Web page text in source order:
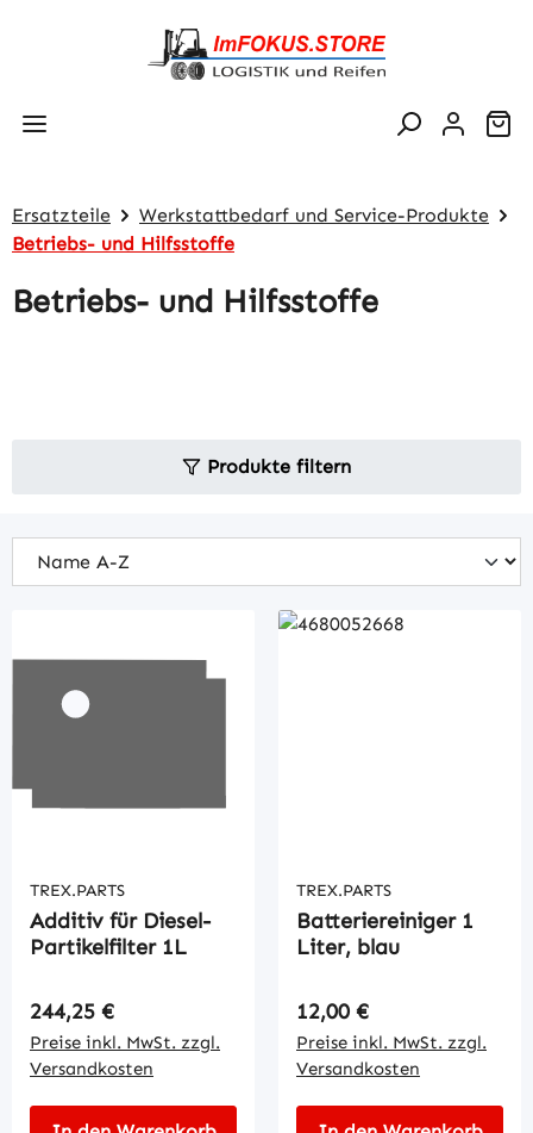
Zum Hauptinhalt springen
Ersatzteile
Werkstattbedarf und Service-Produkte
Betriebs- und Hilfsstoffe
Betriebs- und Hilfsstoffe
Produkte filtern
TREX.PARTS
Additiv für Diesel-
Partikelfilter 1L
Regulärer Preis:
244,25 €
Preise inkl. MwSt. zzgl.
Versandkosten
TREX.PARTS
Batteriereiniger 1
Liter, blau
Regulärer Preis:
12,00 €
Preise inkl. MwSt. zzgl.
Versandkosten